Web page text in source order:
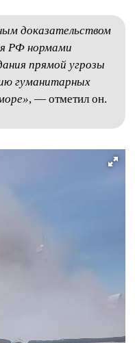
доказательством
РФ нормами
прямой угрозы
гуманитарных
, — отметил он.